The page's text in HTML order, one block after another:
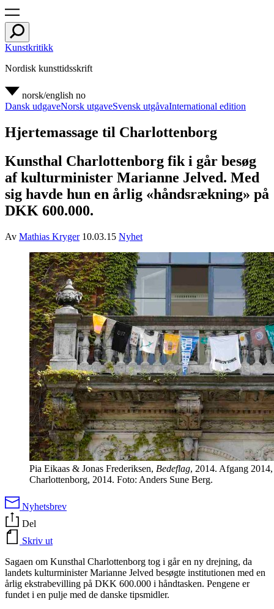
Kunstkritikk
Nordisk kunsttidsskrift
norsk/english no
Dansk udgaveNorsk utgaveSvensk utgåvaInternational edition
Hjertemassage til Charlottenborg
Kunsthal Charlottenborg fik i går besøg
af kulturminister Marianne Jelved. Med
sig havde hun en årlig «håndsrækning» på
DKK 600.000.
Av Mathias Kryger 10.03.15 Nyhet
Pia Eikaas & Jonas Frederiksen, Bedeflag, 2014. Afgang
Charlottenborg, 2014. Foto: Anders Sune Berg.
Nyhetsbrev
Del
Skriv ut
Sagaen om Kunsthal Charlottenborg tog i går en ny drejning, da
landets kulturminister Marianne Jelved besøgte institutionen med en
årlig ekstrabevilling på DKK 600.000 i håndtasken. Pengene er
fundet i en pulje med de danske tipsmidler.